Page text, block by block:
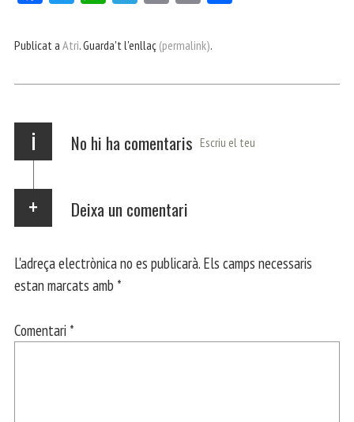
bo er ts
p
gr
m
ail
ei
Publicat a Atri. Guarda't l'enllaç (permalink).
i No hi ha comentaris Escriu el teu
Deixa un comentari
L'adreça electrònica no es publicarà. Els camps necessaris
estan marcats amb *
Comentari *